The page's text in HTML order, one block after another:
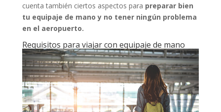
cuenta también ciertos aspectos para preparar bien
tu equipaje de mano y no tener ningún problema
en el aeropuerto.
Requisitos para viajar con equipaje de mano